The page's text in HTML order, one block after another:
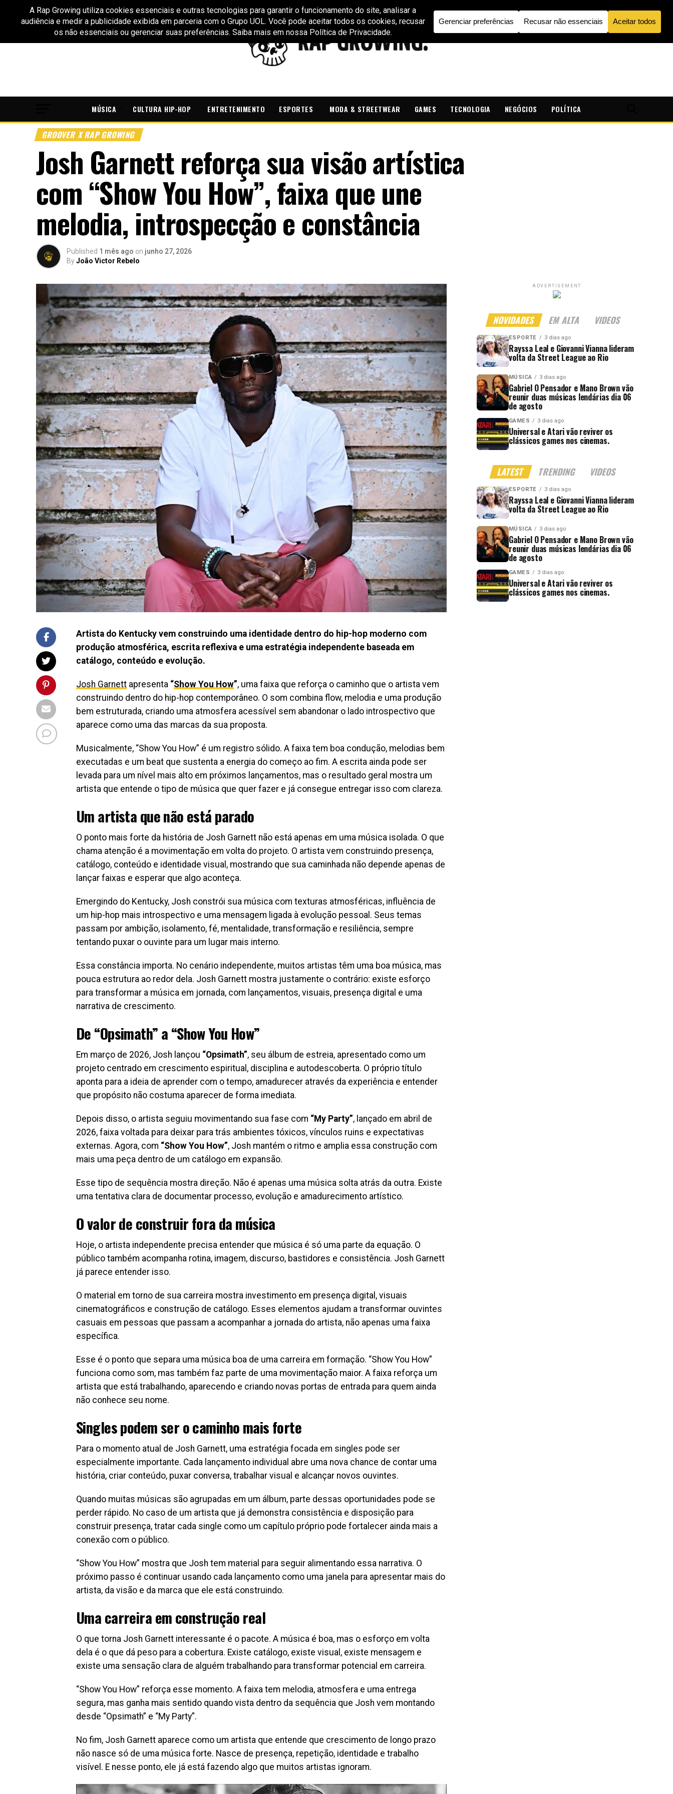
MÚSICA CULTURA HIP-HOP ENTRETENIMENTO ESPORTES MODA & STREETWEAR GAMES TECNOLOGIA NEGÓCIOS POLÍTICA
GROOVER X RAP GROWING
Josh Garnett reforça sua visão artística
com “Show You How”, faixa que une
melodia, introspecção e constância
Published 1 mês ago on junho 27, 2026
ByJoão Victor Rebelo
Artista do Kentucky vem construindo uma identidade dentro do hip-hop moderno com
produção atmosférica, escrita reflexiva e uma estratégia independente baseada em
catálogo, conteúdo e evolução.
Josh Garnett apresenta “Show You How”, uma faixa que reforça o caminho que o artista vem
construindo dentro do hip-hop contemporâneo. O som combina flow, melodia e uma produção
bem estruturada, criando uma atmosfera acessível sem abandonar o lado introspectivo que
aparece como uma das marcas da sua proposta.
Musicalmente, “Show You How” é um registro sólido. A faixa tem boa condução, melodias bem
executadas e um beat que sustenta a energia do começo ao fim. A escrita ainda pode ser
levada para um nível mais alto em próximos lançamentos, mas o resultado geral mostra um
artista que entende o tipo de música que quer fazer e já consegue entregar isso com clareza.
Um artista que não está parado
O ponto mais forte da história de Josh Garnett não está apenas em uma música isolada. O que
chama atenção é a movimentação em volta do projeto. O artista vem construindo presença,
catálogo, conteúdo e identidade visual, mostrando que sua caminhada não depende apenas de
lançar faixas e esperar que algo aconteça.
Emergindo do Kentucky, Josh constrói sua música com texturas atmosféricas, influência de
um hip-hop mais introspectivo e uma mensagem ligada à evolução pessoal. Seus temas
passam por ambição, isolamento, fé, mentalidade, transformação e resiliência, sempre
tentando puxar o ouvinte para um lugar mais interno.
Essa constância importa. No cenário independente, muitos artistas têm uma boa música, mas
pouca estrutura ao redor dela. Josh Garnett mostra justamente o contrário: existe esforço
para transformar a música em jornada, com lançamentos, visuais, presença digital e uma
narrativa de crescimento.
De “Opsimath” a “Show You How”
Em março de 2026, Josh lançou “Opsimath”, seu álbum de estreia, apresentado como um
projeto centrado em crescimento espiritual, disciplina e autodescoberta. O próprio título
aponta para a ideia de aprender com o tempo, amadurecer através da experiência e entender
que propósito não costuma aparecer de forma imediata.
Depois disso, o artista seguiu movimentando sua fase com “My Party”, lançado em abril de
2026, faixa voltada para deixar para trás ambientes tóxicos, vínculos ruins e expectativas
externas. Agora, com “Show You How”, Josh mantém o ritmo e amplia essa construção com
mais uma peça dentro de um catálogo em expansão.
Esse tipo de sequência mostra direção. Não é apenas uma música solta atrás da outra. Existe
uma tentativa clara de documentar processo, evolução e amadurecimento artístico.
O valor de construir fora da música
Hoje, o artista independente precisa entender que música é só uma parte da equação. O
público também acompanha rotina, imagem, discurso, bastidores e consistência. Josh Garnett
já parece entender isso.
O material em torno de sua carreira mostra investimento em presença digital, visuais
cinematográficos e construção de catálogo. Esses elementos ajudam a transformar ouvintes
casuais em pessoas que passam a acompanhar a jornada do artista, não apenas uma faixa
específica.
Esse é o ponto que separa uma música boa de uma carreira em formação. “Show You How”
funciona como som, mas também faz parte de uma movimentação maior. A faixa reforça um
artista que está trabalhando, aparecendo e criando novas portas de entrada para quem ainda
não conhece seu nome.
Singles podem ser o caminho mais forte
Para o momento atual de Josh Garnett, uma estratégia focada em singles pode ser
especialmente importante. Cada lançamento individual abre uma nova chance de contar uma
história, criar conteúdo, puxar conversa, trabalhar visual e alcançar novos ouvintes.
Quando muitas músicas são agrupadas em um álbum, parte dessas oportunidades pode se
perder rápido. No caso de um artista que já demonstra consistência e disposição para
construir presença, tratar cada single como um capítulo próprio pode fortalecer ainda mais a
conexão com o público.
“Show You How” mostra que Josh tem material para seguir alimentando essa narrativa. O
próximo passo é continuar usando cada lançamento como uma janela para apresentar mais do
artista, da visão e da marca que ele está construindo.
Uma carreira em construção real
O que torna Josh Garnett interessante é o pacote. A música é boa, mas o esforço em volta
dela é o que dá peso para a cobertura. Existe catálogo, existe visual, existe mensagem e
existe uma sensação clara de alguém trabalhando para transformar potencial em carreira.
“Show You How” reforça esse momento. A faixa tem melodia, atmosfera e uma entrega
segura, mas ganha mais sentido quando vista dentro da sequência que Josh vem montando
desde “Opsimath” e “My Party”.
No fim, Josh Garnett aparece como um artista que entende que crescimento de longo prazo
não nasce só de uma música forte. Nasce de presença, repetição, identidade e trabalho
visível. E nesse ponto, ele já está fazendo algo que muitos artistas ignoram.
ADVERTISEMENT
NOVIDADES EM ALTA VIDEOS
ESPORTE 3 dias ago
Rayssa Leal e Giovanni Vianna lideram
volta da Street League ao Rio
MÚSICA 3 dias ago
Gabriel O Pensador e Mano Brown vão
reunir duas músicas lendárias dia 06
de agosto
GAMES 3 dias ago
Universal e Atari vão reviver os
clássicos games nos cinemas.
LATEST TRENDING VIDEOS
ESPORTE 3 dias ago
Rayssa Leal e Giovanni Vianna lideram
volta da Street League ao Rio
MÚSICA 3 dias ago
Gabriel O Pensador e Mano Brown vão
reunir duas músicas lendárias dia 06
de agosto
GAMES 3 dias ago
Universal e Atari vão reviver os
clássicos games nos cinemas.